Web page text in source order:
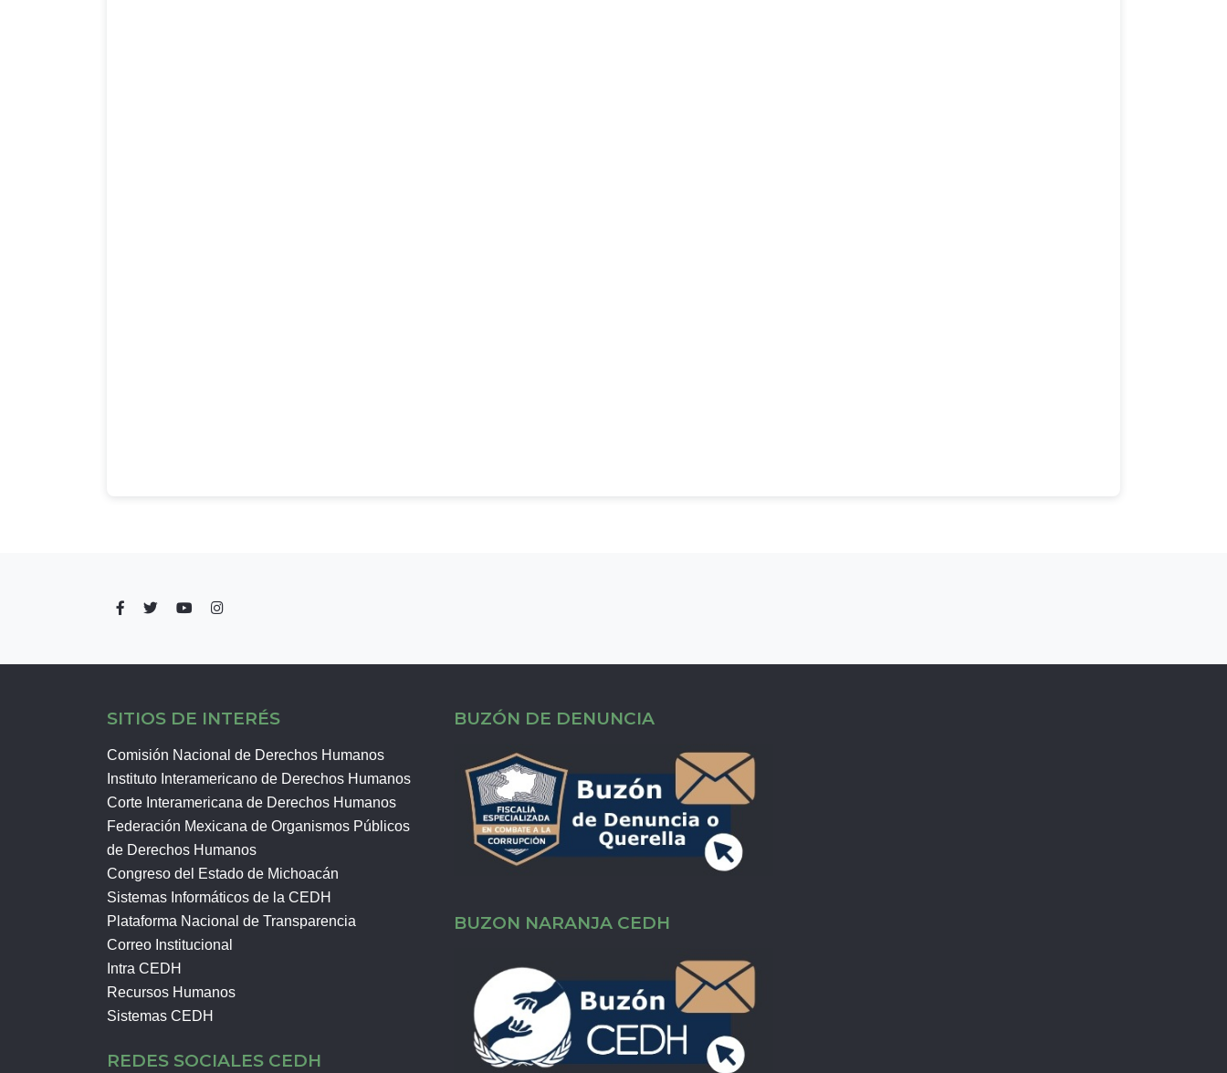
SITIOS DE INTERÉS
Comisión Nacional de Derechos Humanos
Instituto Interamericano de Derechos Humanos
Corte Interamericana de Derechos Humanos
Federación Mexicana de Organismos Públicos
de Derechos Humanos
Congreso del Estado de Michoacán
Sistemas Informáticos de la CEDH
Plataforma Nacional de Transparencia
Correo Institucional
Intra CEDH
Recursos Humanos
Sistemas CEDH
REDES SOCIALES CEDH
BUZÓN DE DENUNCIA
BUZON NARANJA CEDH